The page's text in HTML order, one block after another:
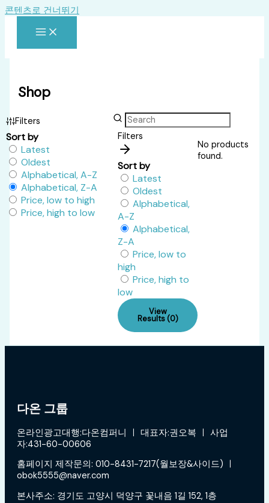
콘텐츠로 건너뛰기
Shop
Filters
Sort by
Latest
Oldest
Alphabetical, A-Z
Alphabetical, Z-A
Price, low to high
Price, high to low
Filters
Sort by
Latest
Oldest
Alphabetical,
A-Z
Alphabetical,
Z-A
Price, low to
high
Price, high to
low
View
Results (0)
No products
found.
다온 그룹
온라인광고대행:다온컴퍼니 ㅣ 대표자:권오복 ㅣ 사업
자:431-60-00606
홈페이지 제작문의: 010-8431-7217(월보장&사이드) ㅣ
obok5555@naver.com
본사주소: 경기도 고양시 덕양구 꽃내음 1길 152, 1층